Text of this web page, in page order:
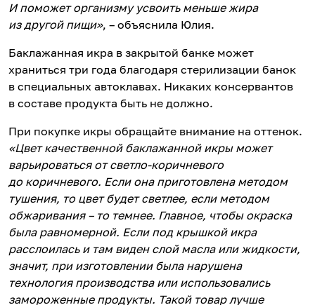
И поможет организму усвоить меньше жира
из другой пищи», – объяснила Юлия.
Баклажанная икра в закрытой банке может
храниться три года благодаря стерилизации банок
в специальных автоклавах. Никаких консервантов
в составе продукта быть не должно.
При покупке икры обращайте внимание на оттенок.
«Цвет качественной баклажанной икры может
варьироваться от светло-коричневого
до коричневого. Если она приготовлена методом
тушения, то цвет будет светлее, если методом
обжаривания – то темнее. Главное, чтобы окраска
была равномерной. Если под крышкой икра
расслоилась и там виден слой масла или жидкости,
значит, при изготовлении была нарушена
технология производства или использовались
замороженные продукты. Такой товар лучше